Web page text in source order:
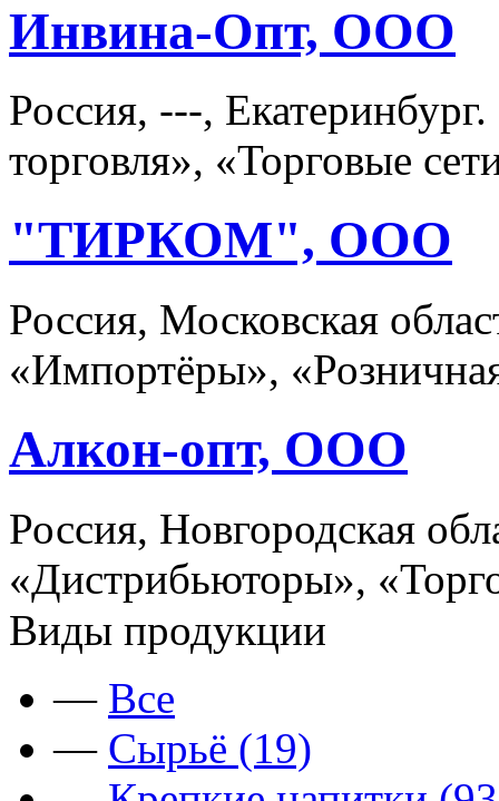
Инвина-Опт, ООО
Россия, ---,
торговля», «Торговые
"ТИРКОМ", ООО
Россия, Московская
«Импортёры»,
Алкон-опт, ООО
Россия, Новгородская
«Дистрибьюторы»,
Виды продукции
— Все
— Сырьё (19)